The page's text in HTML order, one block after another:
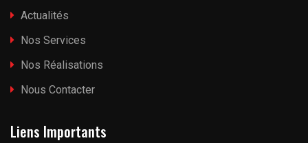
Actualités
Nos Services
Nos Réalisations
Nous Contacter
Liens Importants